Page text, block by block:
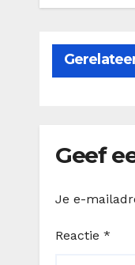
Geef
Je e-
Reactie *